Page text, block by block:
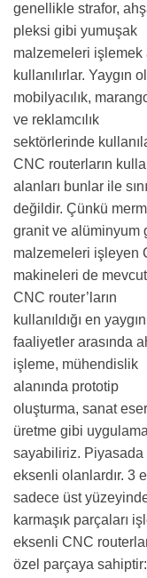
bir makinedir. CNC
Routerlar genellikle
strafor, ahşap ve
gibi yumuşak
malzemeleri işlemek
adına kullanılırlar.
olarak mobilyacılık,
marangozluk ve
reklamcılık
kullanılan CNC
routerların kullanım
alanları bunlar ile
değildir. Çünkü
granit ve alüminyum
malzemeleri işleyen
makineleri de
CNC router’ların
kullanıldığı en yaygın
faaliyetler arasında
ahşap işleme,
mühendislik
prototip
uygulamaları
router 3 eksenli
parçasına sadece
yapar. Daha